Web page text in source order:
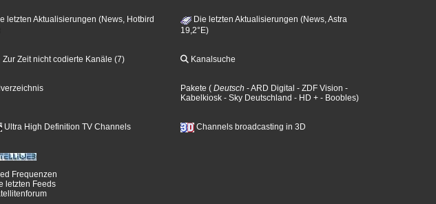
letzten Aktualisierungen (News, Hotbird
Die letzten Aktualisierungen (News, Astra
19,2°E)
Zur Zeit nicht codierte Kanäle (7) Kanalsuche
Pakete ( Deutsch - ARD Digital - ZDF Vision -
Kabelkiosk - Sky Deutschland - HD + - Boobles)
Ultra High Definition TV Channels Channels broadcasting in 3D
Frequenzen
letzten Feeds